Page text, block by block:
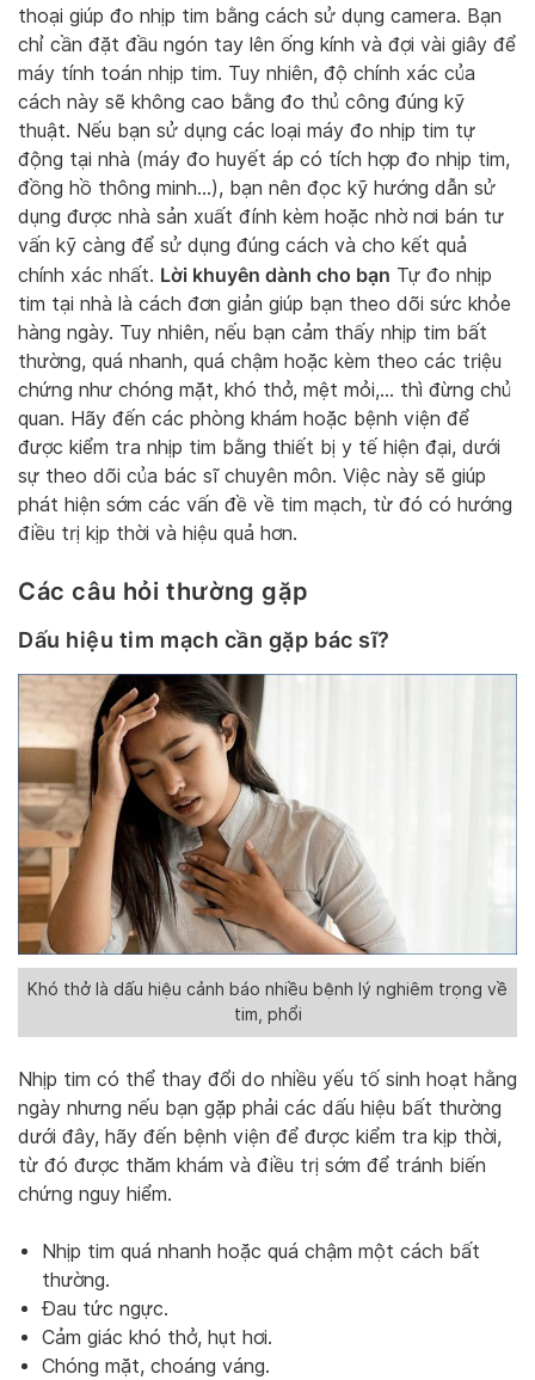
thoại giúp đo nhịp tim bằng cách sử dụng camera. Bạn
chỉ cần đặt đầu ngón tay lên ống kính và đợi vài giây để
máy tính toán nhịp tim. Tuy nhiên, độ chính xác của
cách này sẽ không cao bằng đo thủ công đúng kỹ
thuật. Nếu bạn sử dụng các loại máy đo nhịp tim tự
động tại nhà (máy đo huyết áp có tích hợp đo nhịp tim,
đồng hồ thông minh…), bạn nên đọc kỹ hướng dẫn sử
dụng được nhà sản xuất đính kèm hoặc nhờ nơi bán tư
vấn kỹ càng để sử dụng đúng cách và cho kết quả
chính xác nhất. Lời khuyên dành cho bạn Tự đo nhịp
tim tại nhà là cách đơn giản giúp bạn theo dõi sức khỏe
hàng ngày. Tuy nhiên, nếu bạn cảm thấy nhịp tim bất
thường, quá nhanh, quá chậm hoặc kèm theo các triệu
chứng như chóng mặt, khó thở, mệt mỏi,… thì đừng chủ
quan. Hãy đến các phòng khám hoặc bệnh viện để
được kiểm tra nhịp tim bằng thiết bị y tế hiện đại, dưới
sự theo dõi của bác sĩ chuyên môn. Việc này sẽ giúp
phát hiện sớm các vấn đề về tim mạch, từ đó có hướng
điều trị kịp thời và hiệu quả hơn.
Các câu hỏi thường gặp
Dấu hiệu tim mạch cần gặp bác sĩ?
Khó thở là dấu hiệu cảnh báo nhiều bệnh lý nghiêm trọng về
tim, phổi
Nhịp tim có thể thay đổi do nhiều yếu tố sinh hoạt hằng
ngày nhưng nếu bạn gặp phải các dấu hiệu bất thường
dưới đây, hãy đến bệnh viện để được kiểm tra kịp thời,
từ đó được thăm khám và điều trị sớm để tránh biến
chứng nguy hiểm.
Nhịp tim quá nhanh hoặc quá chậm một cách bất
thường.
Đau tức ngực.
Cảm giác khó thở, hụt hơi.
Chóng mặt, choáng váng.